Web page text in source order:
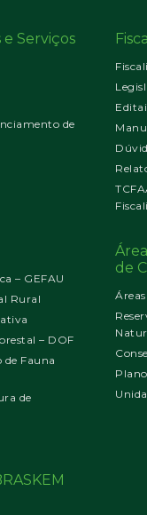
e Serviços
de
– GEFAU
Rural
– DOF
Fauna
de
de